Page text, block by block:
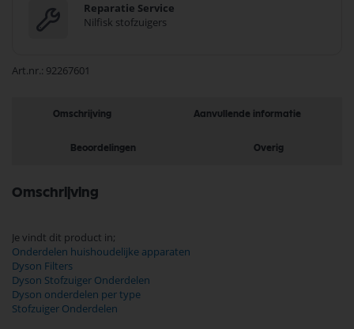
Reparatie Service
Nilfisk stofzuigers
Art.nr. 92267601
Omschrijving Aanvullende informatie
Beoordelingen Overig
Omschrijving
Je vindt dit product in;
Onderdelen huishoudelijke apparaten
Dyson Filters
Dyson Stofzuiger Onderdelen
Dyson onderdelen per type
Stofzuiger Onderdelen